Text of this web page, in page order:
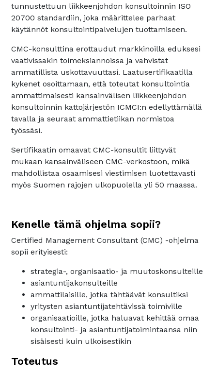
tunnustettuun liikkeenjohdon konsultoinnin ISO
20700 standardiin, joka määrittelee parhaat
käytännöt konsultointipalvelujen tuottamiseen.
CMC-konsulttina erottaudut markkinoilla eduksesi
vaativissakin toimeksiannoissa ja vahvistat
ammatillista uskottavuuttasi. Laatusertifikaatilla
kykenet osoittamaan, että toteutat konsultointia
ammattimaisesti kansainvälisen liikkeenjohdon
konsultoinnin kattojärjestön ICMCI:n edellyttämällä
tavalla ja seuraat ammattietiikan normistoa
työssäsi.
Sertifikaatin omaavat CMC-konsultit liittyvät
mukaan kansainväliseen CMC-verkostoon, mikä
mahdollistaa osaamisesi viestimisen luotettavasti
myös Suomen rajojen ulkopuolella yli 50 maassa.
Kenelle tämä ohjelma sopii?
Certified Management Consultant (CMC) -ohjelma
sopii erityisesti:
strategia-, organisaatio- ja muutoskonsulteille
asiantuntijakonsulteille
ammattilaisille, jotka tähtäävät konsultiksi
yritysten asiantuntijatehtävissä toimiville
organisaatioille, jotka haluavat kehittää omaa
konsultointi- ja asiantuntijatoimintaansa niin
sisäisesti kuin ulkoisestikin
Toteutus